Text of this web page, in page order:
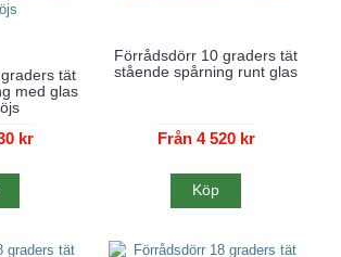
tät
med glas
kr
Förrådsdörr 10 graders tät
stående spårning runt glas
Från 4 520 kr
Köp